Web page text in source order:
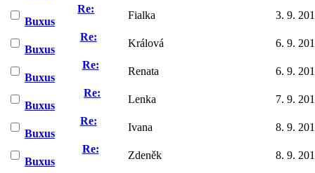
Re:
Buxus
Fialka
3. 9.
Re:
Buxus
Králová
6. 9.
Re:
Buxus
Renata
6. 9.
Re:
Buxus
Lenka
7. 9.
Re:
Buxus
Ivana
8. 9.
Re:
Buxus
Zdeněk
8. 9.